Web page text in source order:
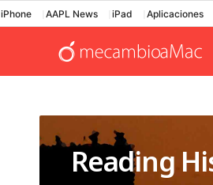
iPhone AAPL News iPad Aplicaciones
Reading